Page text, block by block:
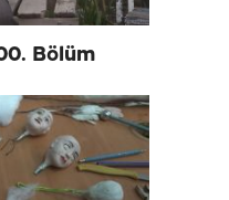
Bölüm